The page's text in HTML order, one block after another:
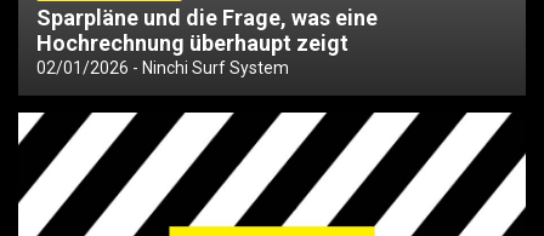
Sparpläne und die Frage, was eine
Hochrechnung überhaupt zeigt
02/01/2026 Ninchi Surf System